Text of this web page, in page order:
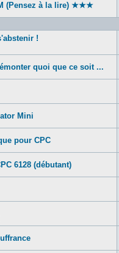
(Pensez à la lire) ★★★
!
quoi que ce soit ...
Mini
pour CPC
6128 (débutant)